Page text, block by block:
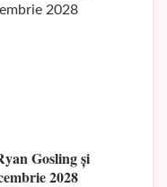
Gosling și
2028